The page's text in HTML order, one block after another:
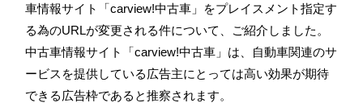
車情報サイト「carview!中古車」をプレイスメント指定す
る為のURLが変更される件について、ご紹介しました。
中古車情報サイト「carview!中古車」は、自動車関連のサ
ービスを提供している広告主にとっては高い効果が期待
できる広告枠であると推察されます。